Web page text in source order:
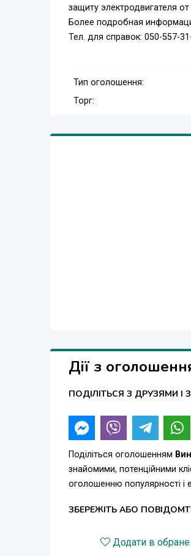
защиту электродвигателя
Более подробная
Тел. для справок: 050-557-
Тип оголошення:
Торг:
Дії з
ПОДІЛІТЬСЯ З ДРУЗЯМИ
Поділіться оголошенням
знайомими, потенційними
оголошенню популярності і
ЗБЕРЕЖІТЬ АБО
Додати в обране